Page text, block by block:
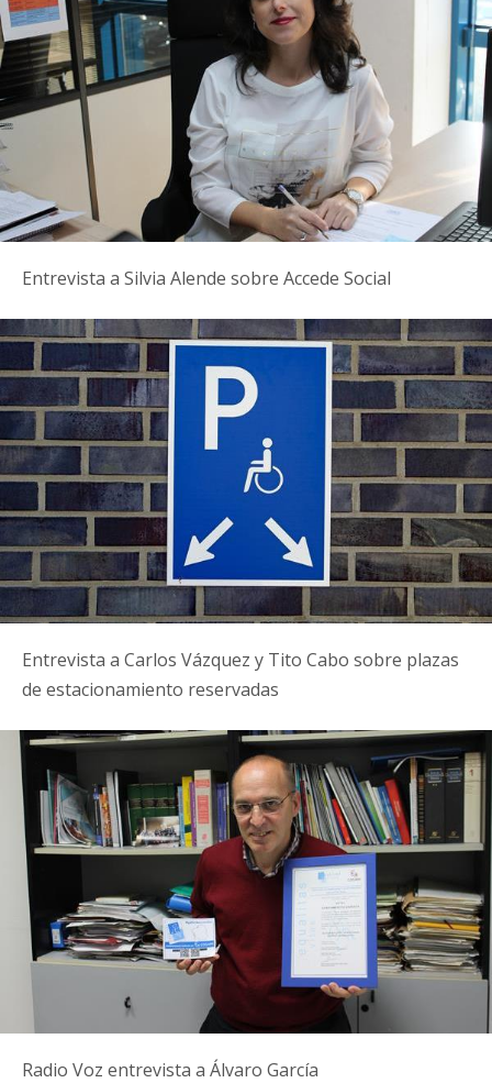
Entrevista a Silvia Alende sobre Accede Social
Entrevista a Carlos Vázquez y Tito Cabo sobre plazas
de estacionamiento reservadas
Radio Voz entrevista a Álvaro García